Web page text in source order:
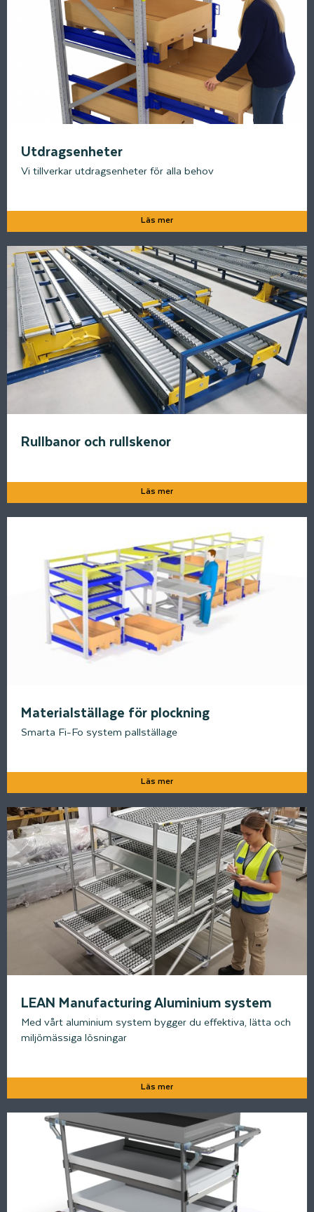
Utdragsenheter
Vi tillverkar utdragsenheter för alla behov
Läs mer
Rullbanor och rullskenor
Läs mer
Materialställage för plockning
Smarta Fi-Fo system pallställage
Läs mer
LEAN Manufacturing Aluminium system
Med vårt aluminium system bygger du effektiva, lätta och
miljömässiga lösningar
Läs mer